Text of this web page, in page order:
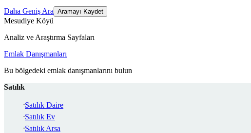
Daha Geniş Ara Aramayı Kaydet
Mesudiye Köyü
Analiz ve Araştırma Sayfaları
Emlak Danışmanları
Bu bölgedeki emlak danışmanlarını bulun
Satılık
Satılık Daire
Satılık Ev
Satılık Arsa